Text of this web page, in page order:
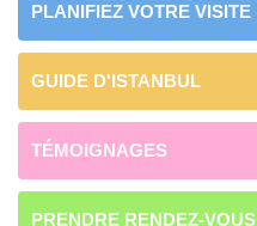
PLANIFIEZ VOTRE VISITE
GUIDE D'ISTANBUL
TÉMOIGNAGES
PRENDRE RENDEZ-VOUS